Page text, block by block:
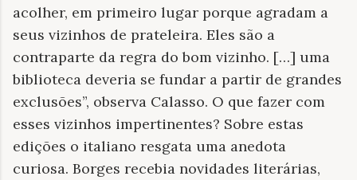
acolher, em primeiro lugar porque agradam a
seus vizinhos de prateleira. Eles são a
contraparte da regra do bom vizinho. […] uma
biblioteca deveria se fundar a partir de grandes
exclusões”, observa Calasso. O que fazer com
esses vizinhos impertinentes? Sobre estas
edições o italiano resgata uma anedota
curiosa. Borges recebia novidades literárias,